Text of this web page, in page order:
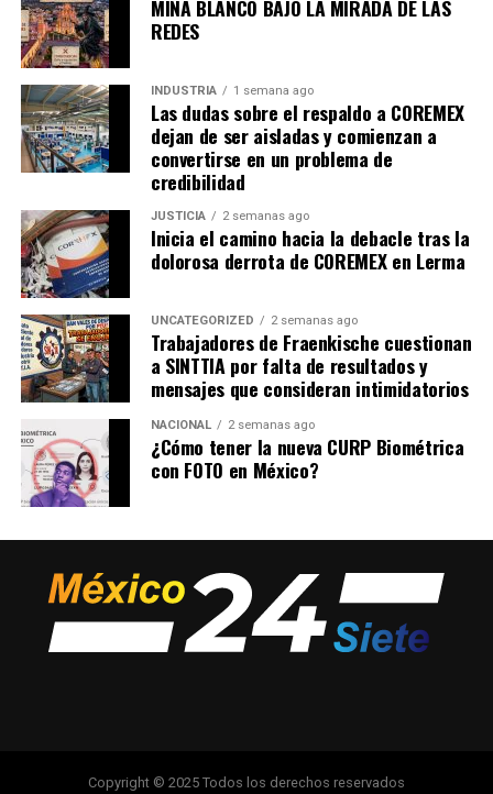
MINA BLANCO BAJO LA MIRADA DE LAS
REDES
INDUSTRIA 1 semana ago
Las dudas sobre el respaldo a COREMEX
dejan de ser aisladas y comienzan a
convertirse en un problema de
credibilidad
JUSTICIA 2 semanas ago
Inicia el camino hacia la debacle tras la
dolorosa derrota de COREMEX en Lerma
UNCATEGORIZED 2 semanas ago
Trabajadores de Fraenkische cuestionan
a SINTTIA por falta de resultados y
mensajes que consideran intimidatorios
NACIONAL 2 semanas ago
¿Cómo tener la nueva CURP Biométrica
con FOTO en México?
Copyright © 2025 Todos los derechos reservados